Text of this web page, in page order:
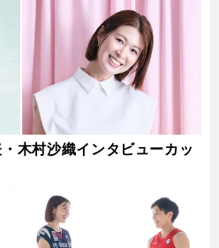
木村沙織インタビューカッ